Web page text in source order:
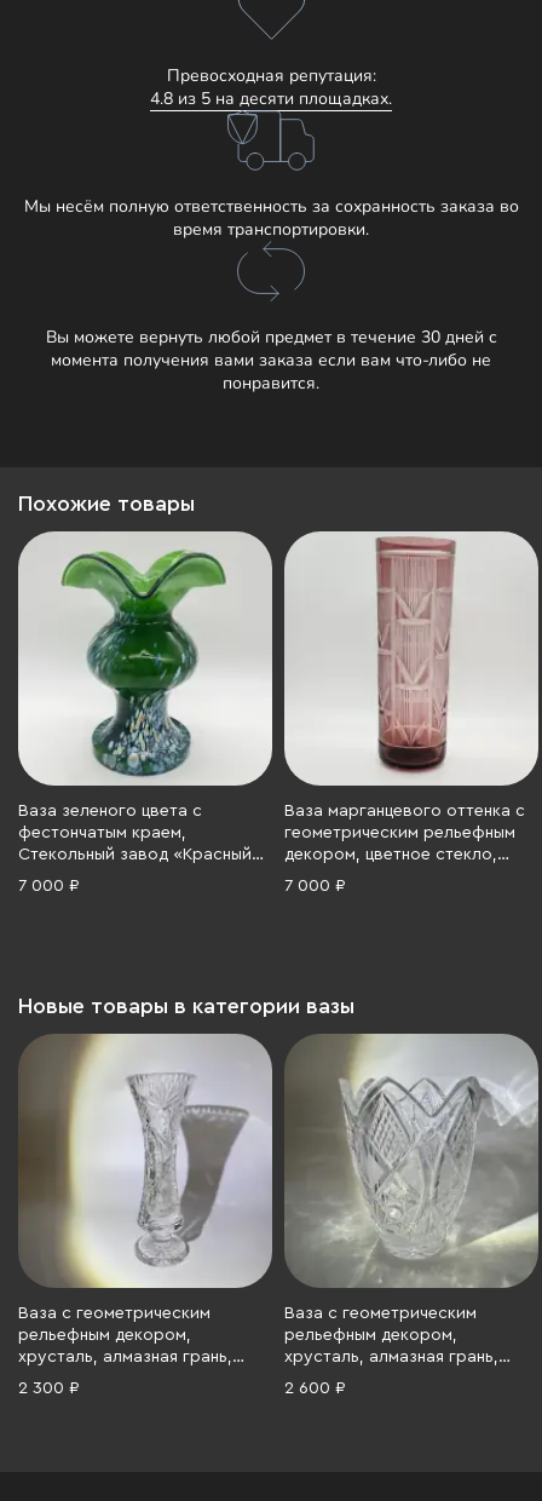
Превосходная репутация:
4.8 из 5 на десяти площадках.
Мы несём полную ответственность за сохранность заказа во
время транспортировки.
Вы можете вернуть любой предмет в течение 30 дней с
момента получения вами заказа если вам что-либо не
понравится.
Похожие товары
Ваза зеленого цвета с
фестончатым краем,
Стекольный завод «Красный
май», стекло, (сульфидное),
7 000 ₽
Ваза марганцевого оттенка с
геометрическим рельефным
декором, цветное стекло,
резьба, 1950-1980 гг.
7 000 ₽
Новые товары в категории вазы
Ваза с геометрическим
рельефным декором,
хрусталь, алмазная грань,
СССР, 1970-1990 гг.
2 300 ₽
Ваза с геометрическим
рельефным декором,
хрусталь, алмазная грань,
СССР, 1970-1990 гг.
2 600 ₽